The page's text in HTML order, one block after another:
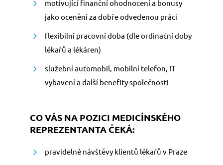
motivující finanční ohodnocení a bonusy
jako ocenění za dobře odvedenou práci
flexibilní pracovní doba (dle ordinační doby
lékařů a lékáren)
služební automobil, mobilní telefon, IT
vybavení a další benefity společnosti
CO VÁS NA POZICI MEDICÍNSKÉHO
REPREZENTANTA ČEKÁ:
pravidelné návštěvy klientů lékařů v Praze